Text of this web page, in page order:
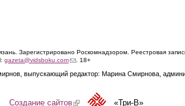
Зарегистрировано Роскомнадзором. Реестровая
gazeta@vidsboku.com(link sends e-mail)
. 18+
выпускающий редактор: Марина Смирнова,
Создание сайтов(link is external)«Три-В»